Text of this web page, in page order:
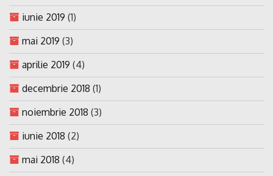
iunie 2019 (1)
mai 2019 (3)
aprilie 2019 (4)
decembrie 2018 (1)
noiembrie 2018 (3)
iunie 2018 (2)
mai 2018 (4)